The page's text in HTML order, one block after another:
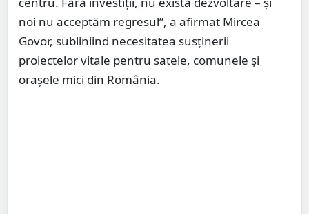
noi nu acceptăm regresul”, a afirmat Mircea
Govor, subliniind necesitatea susținerii
proiectelor vitale pentru satele, comunele și
orașele mici din România.